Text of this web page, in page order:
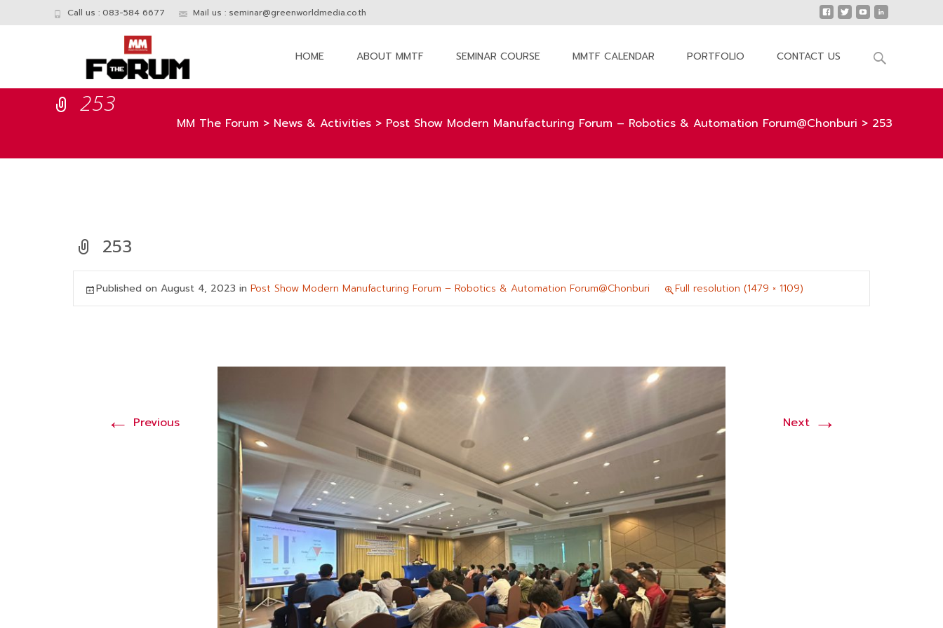
Call us : 083-584 6677 Mail us : seminar@greenworldmedia.co.th
HOME ABOUT MMTF SEMINAR COURSE MMTF CALENDAR PORTFOLIO CONTACT US
Search
253
MM The Forum > News & Activities > Post Show Modern Manufacturing Forum – Robotics & Automation Forum@Chonburi > 253
253
Published on August 4, 2023 in Post Show Modern Manufacturing Forum – Robotics & Automation Forum@Chonburi Full resolution (1479 × 1109)
← Previous Next →